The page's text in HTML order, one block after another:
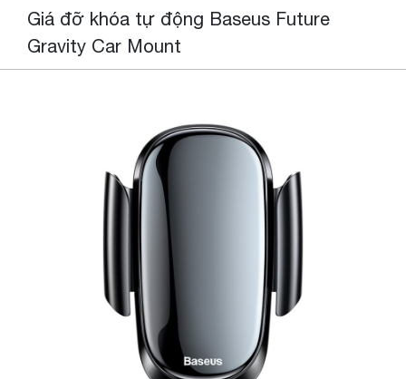
Giá đỡ khóa tự động Baseus Future
Gravity Car Mount